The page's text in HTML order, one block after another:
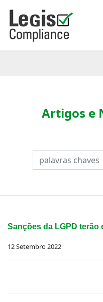
PESQUISAR
Artigos e
Sanções da LGPD terão
12 Setembro 2022